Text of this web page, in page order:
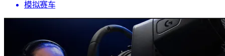
模拟赛车